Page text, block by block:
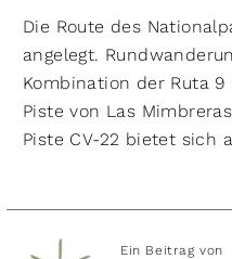
Die Route des
angelegt.
Kombination der Ruta
Piste von Las
Piste CV-22 bietet sich
Ein Beitrag von